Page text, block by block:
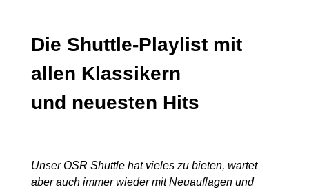
Die Shuttle-Playlist mit
allen Klassikern
und neuesten Hits
Unser OSR Shuttle hat vieles zu bieten, wartet
aber auch immer wieder mit Neuauflagen und